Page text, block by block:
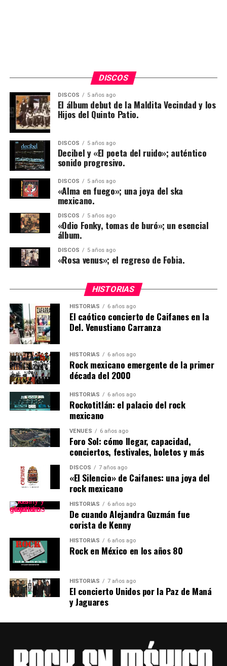
Conforme avanzaba el tiempo, el
ofrecía diversas amenidades, como claros ejemplos
podríamos decir que había atracciones de juegos
mecánicos, kermese, incluso un área especifica llamada
Pilo’s Bar (En honor al bar de música norteña, uno de los
más populares de Monterrey), por si fuera poco, en el
2016 se agrega el Club Social, un área dedicada a la
música electrónica.
Por si fuera poco, para el 2017 y 2018 la extensión
territorial abarcaría todavía más espacio, teniendo
todavía más escenarios, uno ubicado en la estación ‘Y
griega’, así como uno acústico y el 2019 se tendría otro
espacio electrónico un tanto más ‘underground’,
llamado Villa Maravilla.
DISCOS
DISCOS 5 años ago
El álbum debut de la Maldita Vecindad y los
Hijos del Quinto Patio.
DISCOS 5 años ago
Decibel y «El poeta del ruido»; auténtico
sonido progresivo.
DISCOS 5 años ago
«Alma en fuego»; una joya del ska
mexicano.
DISCOS 5 años ago
«Odio Fonky, tomas de buró»; un esencial
álbum.
DISCOS 5 años ago
«Rosa venus»; el regreso de Fobia.
HISTORIAS
HISTORIAS 6 años ago
El caótico concierto de Caifanes en la
Del. Venustiano Carranza
HISTORIAS 6 años ago
Rock mexicano emergente de la primer
década del 2000
HISTORIAS 6 años ago
Rockotitlán: el palacio del rock
mexicano
VENUES 6 años ago
Foro Sol: cómo llegar, capacidad,
conciertos, festivales, boletos y más
DISCOS 7 años ago
«El Silencio» de Caifanes: una joya del
rock mexicano
HISTORIAS 6 años ago
De cuando Alejandra Guzmán fue
corista de Kenny
HISTORIAS 6 años ago
Rock en México en los años 80
HISTORIAS 7 años ago
El concierto Unidos por la Paz de Maná
y Jaguares